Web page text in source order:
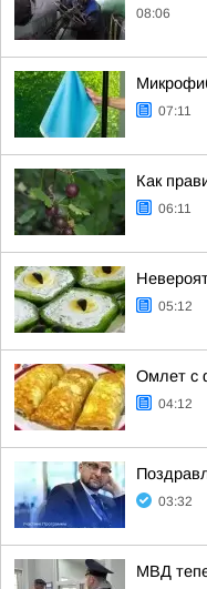
08:06
07:11
Как
06:11
05:12
Омлет с
04:12
03:32
МВД